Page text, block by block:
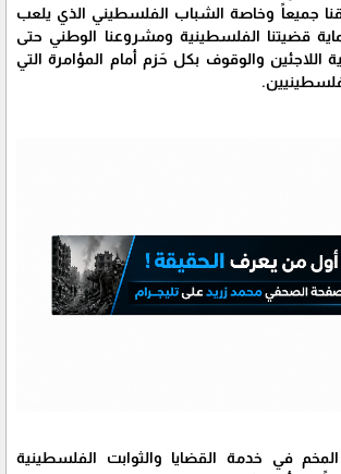
جميعاً وخاصة الشباب الفلسطيني الذي يلعب
قضيتنا الفلسطينية ومشروعنا الوطني حتى
اللاجئين والوقوف بكل حَزم أمام المؤامرة التي
في خدمة القضايا والثوابت الفلسطينية